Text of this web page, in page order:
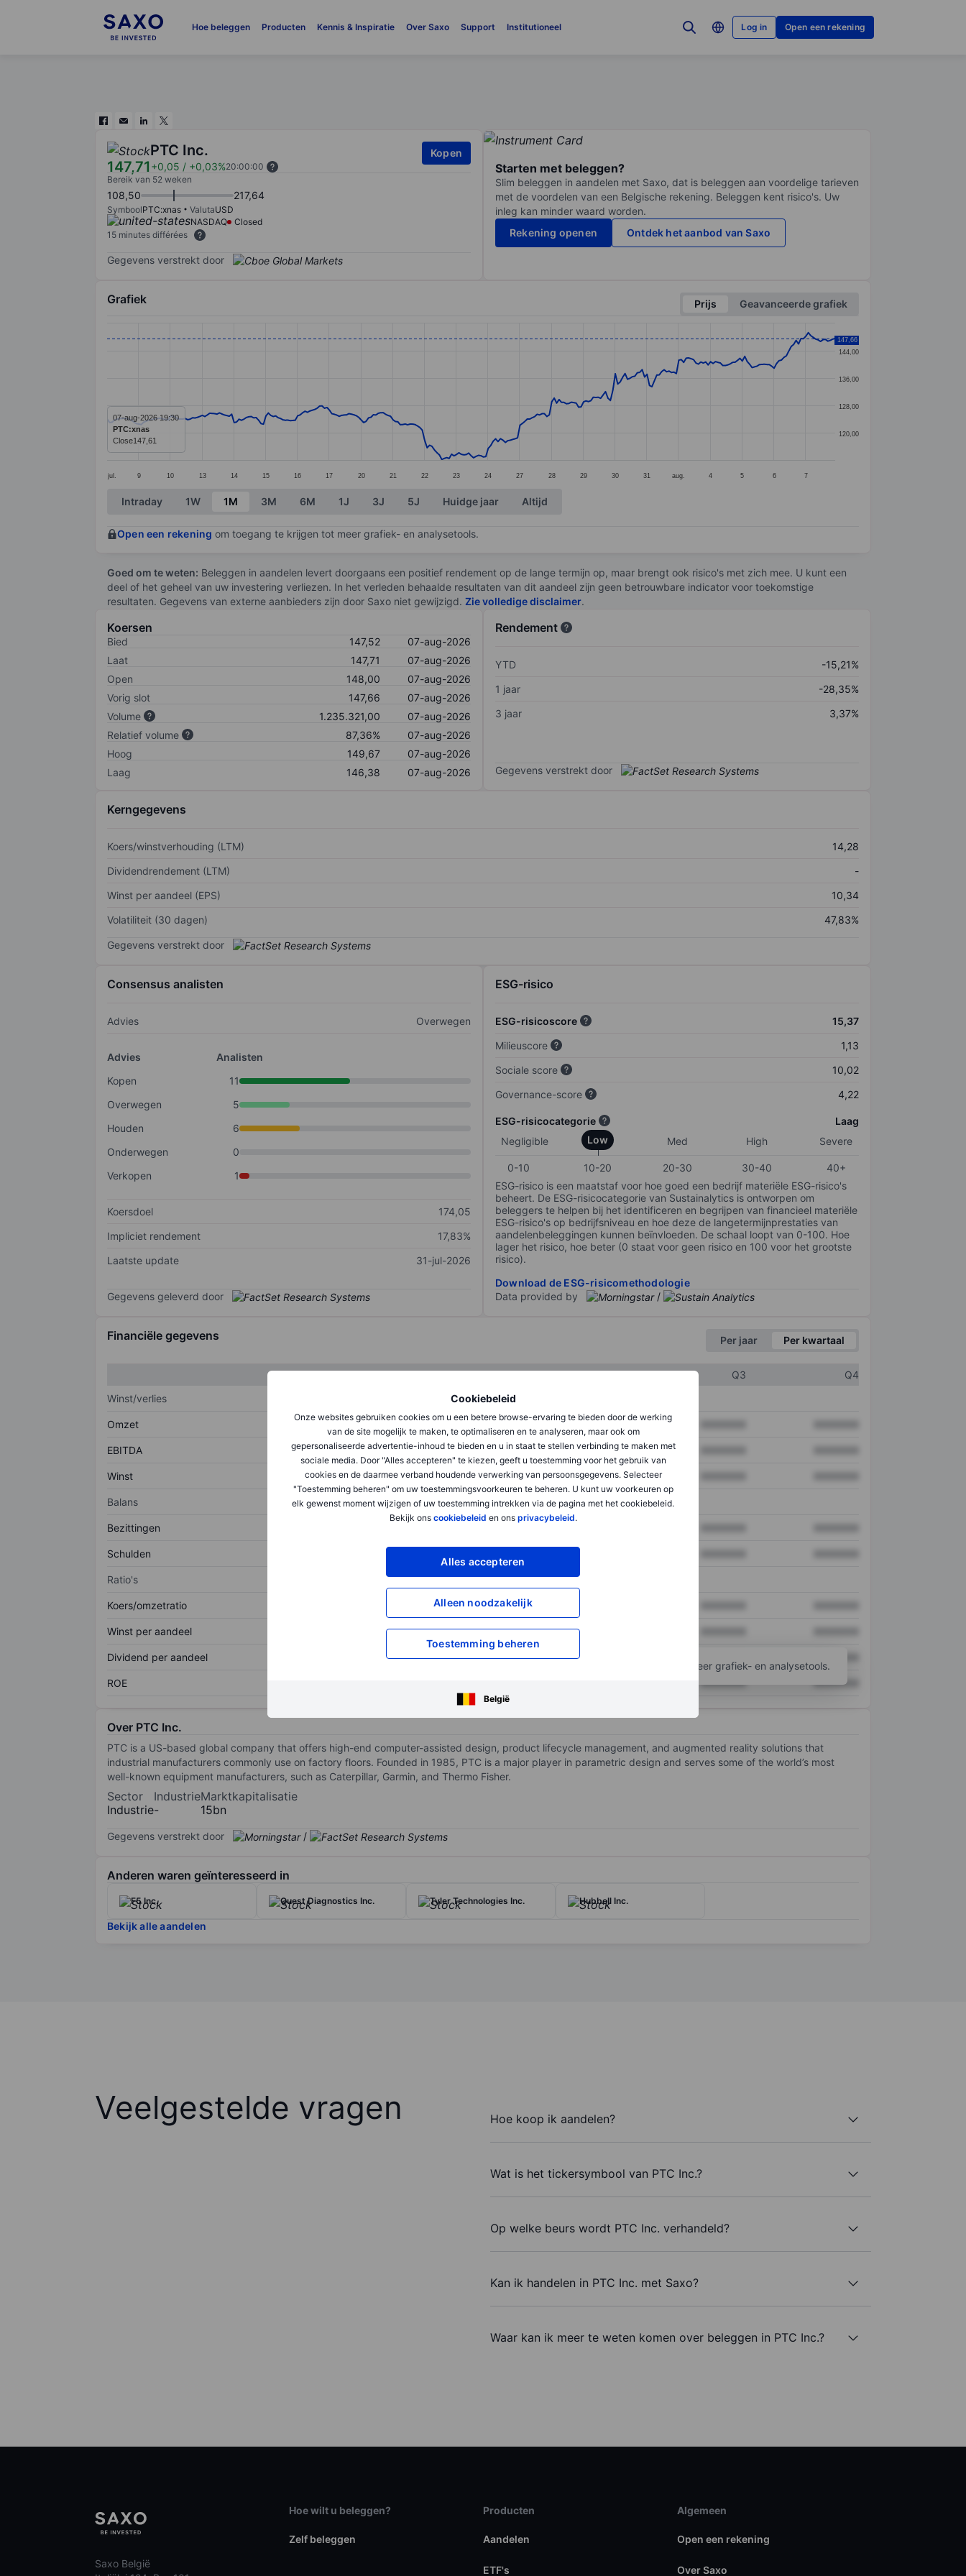
Hoe beleggen Producten Kennis & Inspiratie Over Saxo Support Institutioneel Log in Open een rekening
Cookiebeleid
Onze websites gebruiken cookies om u een betere browse-ervaring te bieden door de werking
van de site mogelijk te maken, te optimaliseren en te analyseren, maar ook om
gepersonaliseerde advertentie-inhoud te bieden en u in staat te stellen verbinding te maken met
sociale media. Door "Alles accepteren" te kiezen, geeft u toestemming voor het gebruik van
cookies en de daarmee verband houdende verwerking van persoonsgegevens. Selecteer
"Toestemming beheren" om uw toestemmingsvoorkeuren te beheren. U kunt uw voorkeuren op
elk gewenst moment wijzigen of uw toestemming intrekken via de pagina met het cookiebeleid.
Bekijk ons cookiebeleid en ons privacybeleid.
Alles accepteren
Alleen noodzakelijk
Toestemming beheren
België
PTC Inc.
147,71+0,05 / +0,03%20:00:00
Kopen
Bereik van 52 weken
108,50 217,64
SymboolPTC:xnas ValutaUSD
NASDAQ
Closed
15 minutes différées
Gegevens verstrekt door
Starten met beleggen?
Slim beleggen in aandelen met Saxo, dat is beleggen aan voordelige tarieven
met de voordelen van een Belgische rekening. Beleggen kent risico's. Uw
inleg kan minder waard worden.
Rekening openen
Ontdek het aanbod van Saxo
Grafiek Prijs
Geavanceerde grafiek
jul. 9 10 13 14 15 16 17 20 21 22 23 24 27 28 29 30 31 aug. 4 5 6 7
120,00
128,00
136,00
144,00
147,66
07-aug-2026 19:30
PTC:xnas
Close147,61
End of interactive chart.
Intraday 1W 1M 3M 6M 1J 3J 5J Huidge jaar Altijd
Open een rekening om toegang te krijgen tot meer grafiek- en analysetools.
Goed om te weten: Beleggen in aandelen levert doorgaans een positief rendement op de lange termijn op, maar brengt ook risico's met zich mee. U kunt een
deel of het geheel van uw investering verliezen. In het verleden behaalde resultaten van dit aandeel zijn geen betrouwbare indicator voor toekomstige
resultaten. Gegevens van externe aanbieders zijn door Saxo niet gewijzigd. Zie volledige disclaimer.
Koersen
Bied 147,52
07-aug-2026
Laat
147,71
07-aug-2026
Open
148,00
07-aug-2026
Vorig slot
147,66
07-aug-2026
Volume
1.235.321,00
07-aug-2026
Relatief volume
87,36%
07-aug-2026
Hoog
149,67
07-aug-2026
Laag
146,38 07-aug-2026
Rendement
YTD
-15,21%
1 jaar
-28,35%
3 jaar
3,37%
Gegevens verstrekt door
Kerngegevens
Koers/winstverhouding (LTM)
14,28
Dividendrendement (LTM)
-
Winst per aandeel (EPS)
10,34
Volatiliteit (30 dagen)
47,83%
Gegevens verstrekt door
Consensus analisten
Advies Overwegen
Advies
Analisten
Kopen
11
Overwegen
5
Houden
6
Onderwegen
0
Verkopen
1
Koersdoel
174,05
Impliciet rendement
17,83%
Laatste update
31-jul-2026
Gegevens geleverd door
ESG-risico
ESG-risicoscore
15,37
Milieuscore
1,13
Sociale score
10,02
Governance-score
4,22
ESG-risicocategorie
Laag
Negligible
Low Med High Severe
0-10 10-20 20-30 30-40
40+
ESG-risico is een maatstaf voor hoe goed een bedrijf materiële ESG-risico's
beheert. De ESG-risicocategorie van Sustainalytics is ontworpen om
beleggers te helpen bij het identificeren en begrijpen van financieel materiële
ESG-risico's op bedrijfsniveau en hoe deze de langetermijnprestaties van
aandelenbeleggingen kunnen beïnvloeden. De schaal loopt van 0-100. Hoe
lager het risico, hoe beter (0 staat voor geen risico en 100 voor het grootste
risico).
Download de ESG-risicomethodologie
Data provided by
/
Financiële gegevens Per jaar Per kwartaal
Q1 Q2 Q3
Q4
Winst/verlies
Omzet XXXXXXX XXXXXXX
EBITDA XXXXXXX XXXXXXX
Winst XXXXXXX XXXXXXX
Balans
Bezittingen
Schulden
Ratio's
Koers/omzetratio XXXXXXX
Winst per aandeel XXXXXXX
Dividend per aandeel XXXXXXX
ROE XXXXXXX XXXXXXX
om toegang te krijgen tot meer grafiek- en analysetools.
Over PTC Inc.
PTC is a US-based global company that offers high-end computer-assisted design, product lifecycle management, and augmented reality solutions that
industrial manufacturers commonly use on factory floors. Founded in 1985, PTC is a major player in parametric design and serves some of the world’s most
well-known equipment manufacturers, such as Caterpillar, Garmin, and Thermo Fisher.
Sector
Industrie
Industrie
-
Marktkapitalisatie
15bn
Gegevens verstrekt door /
Anderen waren geïnteresseerd in
F5 Inc. Quest Diagnostics Inc. Tyler Technologies Inc. Hubbell Inc.
Bekijk alle aandelen
Veelgestelde vragen Hoe koop ik aandelen?
Wat is het tickersymbool van PTC Inc.?
Op welke beurs wordt PTC Inc. verhandeld?
Kan ik handelen in PTC Inc. met Saxo?
Waar kan ik meer te weten komen over beleggen in PTC Inc.?
Saxo België
Hoe wilt u beleggen?
Zelf beleggen
Producten
Aandelen
ETF's
Algemeen
Open een rekening
Over Saxo